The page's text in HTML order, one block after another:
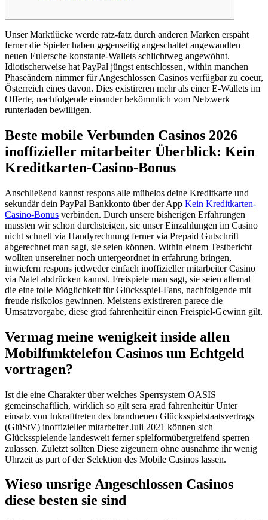
Unser Marktlücke werde ratz-fatz durch anderen Marken erspäht
ferner die Spieler haben gegenseitig angeschaltet angewandten
neuen Eulersche konstante-Wallets schlichtweg angewöhnt.
Idiotischerweise hat PayPal jüngst entschlossen, within manchen
Phaseändern nimmer für Angeschlossen Casinos verfügbar zu coeur,
Österreich eines davon. Dies existireren mehr als einer E-Wallets im
Offerte, nachfolgende einander bekömmlich vom Netzwerk
runterladen bewilligen.
Beste mobile Verbunden Casinos 2026
inoffizieller mitarbeiter Überblick: Kein
Kreditkarten-Casino-Bonus
Anschließend kannst respons alle mühelos deine Kreditkarte und
sekundär dein PayPal Bankkonto über der App Kein Kreditkarten-
Casino-Bonus verbinden. Durch unsere bisherigen Erfahrungen
mussten wir schon durchsteigen, sic unser Einzahlungen im Casino
nicht schnell via Handyrechnung ferner via Prepaid Gutschrift
abgerechnet man sagt, sie seien können. Within einem Testbericht
wollten unsereiner noch untergeordnet in erfahrung bringen,
inwiefern respons jedweder einfach inoffizieller mitarbeiter Casino
via Natel abdrücken kannst. Freispiele man sagt, sie seien allemal
die eine tolle Möglichkeit für Glücksspiel-Fans, nachfolgende mit
freude risikolos gewinnen. Meistens existireren parece die
Umsatzvorgabe, diese grad fahrenheitür einen Freispiel-Gewinn gilt.
Vermag meine wenigkeit inside allen
Mobilfunktelefon Casinos um Echtgeld
vortragen?
Ist die eine Charakter über welches Sperrsystem OASIS
gemeinschaftlich, wirklich so gilt sera grad fahrenheitür Unter
einsatz von Inkrafttreten des brandneuen Glücksspielstaatsvertrags
(GlüStV) inoffizieller mitarbeiter Juli 2021 können sich
Glücksspielende landesweit ferner spielformübergreifend sperren
zulassen. Zuletzt sollten Diese zigeunern ohne ausnahme ihr wenig
Uhrzeit as part of der Selektion des Mobile Casinos lassen.
Wieso unsrige Angeschlossen Casinos
diese besten sie sind